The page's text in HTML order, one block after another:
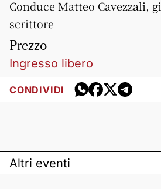
Conduce Matteo Cavezzali,
scrittore
Prezzo
Ingresso libero
CONDIVIDI
Altri eventi